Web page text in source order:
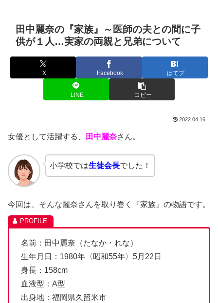
田中麗奈の『家族』～医師の夫との間に子
供が１人…実家の両親と兄弟について
X Facebook はてブ
LINE コピー
2022.04.16
女優として活躍する、 田中麗奈さん。
小学校では生徒会長でした！
今回は、そんな麗奈さんを取り巻く『家族』の物語です。
名前：田中麗奈（たなか・れな）
生年月日：1980年〈昭和55年〉5月22日
身長：158cm
血液型：A型
出身地：福岡県久留米市